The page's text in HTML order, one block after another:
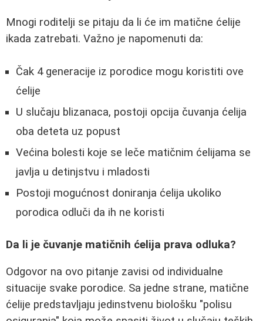
Mnogi roditelji se pitaju da li će im matične ćelije
ikada zatrebati. Važno je napomenuti da:
Čak 4 generacije iz porodice mogu koristiti ove
ćelije
U slučaju blizanaca, postoji opcija čuvanja ćelija
oba deteta uz popust
Većina bolesti koje se leče matičnim ćelijama se
javlja u detinjstvu i mladosti
Postoji mogućnost doniranja ćelija ukoliko
porodica odluči da ih ne koristi
Da li je čuvanje matičnih ćelija prava odluka?
Odgovor na ovo pitanje zavisi od individualne
situacije svake porodice. Sa jedne strane, matične
ćelije predstavljaju jedinstvenu biološku "polisu